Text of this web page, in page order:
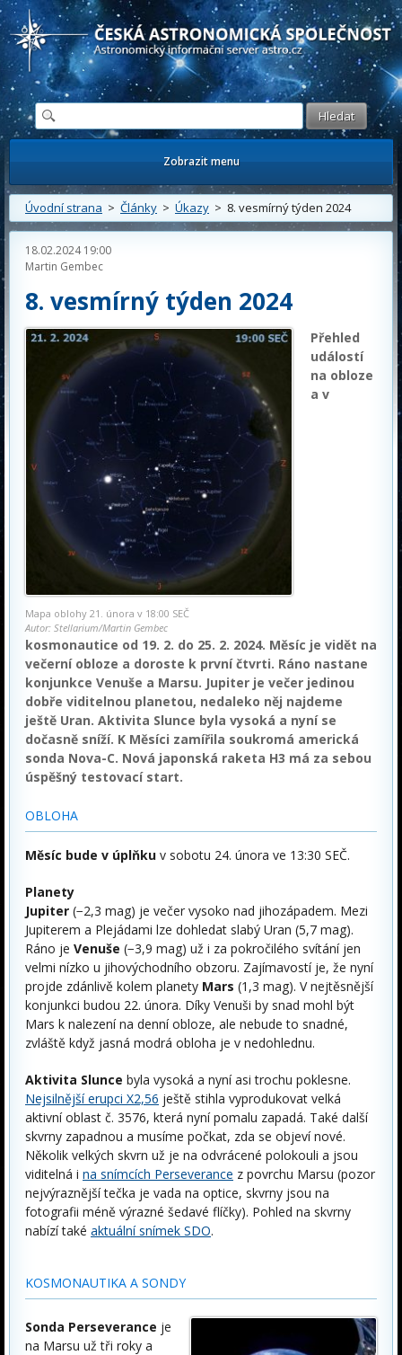
Česká astronomická společnost - Informační astronomický server
Zobrazit menu
Úvodní strana > Články > Úkazy > 8. vesmírný týden 2024
18.02.2024 19:00
Martin Gembec
8. vesmírný týden 2024
Mapa oblohy 21. února v 18:00 SEČ
Autor: Stellarium/Martin Gembec
Přehled
událostí
na obloze
a v
kosmonautice od 19. 2. do 25. 2. 2024. Měsíc je vidět na
večerní obloze a doroste k první čtvrti. Ráno nastane
konjunkce Venuše a Marsu. Jupiter je večer jedinou
dobře viditelnou planetou, nedaleko něj najdeme
ještě Uran. Aktivita Slunce byla vysoká a nyní se
dočasně sníží. K Měsíci zamířila soukromá americká
sonda Nova-C. Nová japonská raketa H3 má za sebou
úspěšný testovací start.
OBLOHA
Měsíc bude v úplňku v sobotu 24. února ve 13:30 SEČ.
Planety
Jupiter (−2,3 mag) je večer vysoko nad jihozápadem. Mezi
Jupiterem a Plejádami lze dohledat slabý Uran (5,7 mag).
Ráno je Venuše (−3,9 mag) už i za pokročilého svítání jen
velmi nízko u jihovýchodního obzoru. Zajímavostí je, že nyní
projde zdánlivě kolem planety Mars (1,3 mag). V nejtěsnější
konjunkci budou 22. února. Díky Venuši by snad mohl být
Mars k nalezení na denní obloze, ale nebude to snadné,
zvláště když jasná modrá obloha je v nedohlednu.
Aktivita Slunce byla vysoká a nyní asi trochu poklesne.
Nejsilnější erupci X2,56 ještě stihla vyprodukovat velká
aktivní oblast č. 3576, která nyní pomalu zapadá. Také další
skvrny zapadnou a musíme počkat, zda se objeví nové.
Několik velkých skvrn už je na odvrácené polokouli a jsou
viditelná i na snímcích Perseverance z povrchu Marsu (pozor
nejvýraznější tečka je vada na optice, skvrny jsou na
fotografii méně výrazné šedavé flíčky). Pohled na skvrny
nabízí také aktuální snímek SDO.
KOSMONAUTIKA A SONDY
Sonda Perseverance je
na Marsu už tři roky a